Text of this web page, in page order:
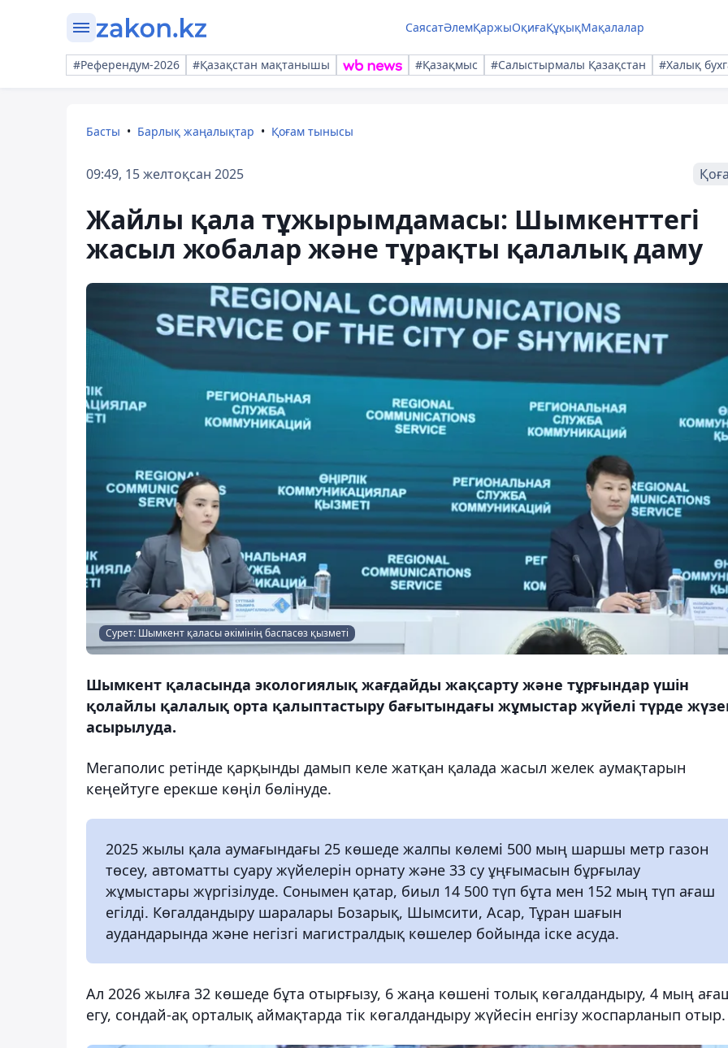
СаясатӘлемҚаржыОқиғаҚұқықМақалалар
#Референдум-2026 #Қазақстан мақтанышы #Қазақмыс #Салыстырмалы Қазақстан #Халық
Басты Барлық жаңалықтар Қоғам тынысы
09:49, 15 желтоқсан 2025
Жайлы қала тұжырымдамасы: Шымкенттегі
жасыл жобалар және тұрақты қалалық даму
Сурет: Шымкент қаласы әкімінің баспасөз қызметі
Шымкент қаласында экологиялық жағдайды жақсарту және тұрғындар үшін
қолайлы қалалық орта қалыптастыру бағытындағы жұмыстар жүйелі түрде
асырылуда.
Мегаполис ретінде қарқынды дамып келе жатқан қалада жасыл желек аумақтарын
кеңейтуге ерекше көңіл бөлінуде.
2025 жылы қала аумағындағы 25 көшеде жалпы көлемі 500 мың шаршы метр газон
төсеу, автоматты суару жүйелерін орнату және 33 су ұңғымасын бұрғылау
жұмыстары жүргізілуде. Сонымен қатар, биыл 14 500 түп бұта мен 152 мың түп ағаш
егілді. Көгалдандыру шаралары Бозарық, Шымсити, Асар, Тұран шағын
аудандарында және негізгі магистралдық көшелер бойында іске асуда.
Ал 2026 жылға 32 көшеде бұта отырғызу, 6 жаңа көшені толық көгалдандыру, 4 мың
егу, сондай-ақ орталық аймақтарда тік көгалдандыру жүйесін енгізу жоспарланып отыр.